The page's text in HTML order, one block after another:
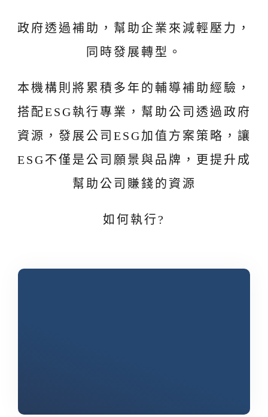
政府透過補助，幫助企業來減輕壓力，
同時發展轉型。
本機構則將累積多年的輔導補助經驗，
搭配ESG執行專業，幫助公司透過政府
資源，發展公司ESG加值方案策略，讓
ESG不僅是公司願景與品牌，更提升成
幫助公司賺錢的資源
如何執行?